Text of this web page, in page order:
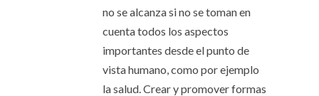
no se alcanza si no se toman en
cuenta todos los aspectos
importantes desde el punto de
vista humano, como por ejemplo
la salud. Crear y promover formas